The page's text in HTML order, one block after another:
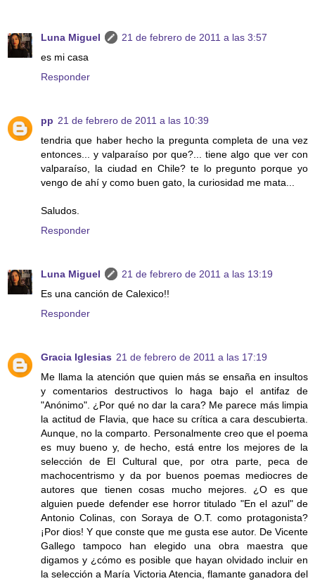
Luna Miguel
21 de febrero de 2011 a las 3:57
es mi casa
Responder
pp 21 de febrero de 2011 a las 10:39
tendria que haber hecho la pregunta completa de una vez
entonces... y valparaíso por que?... tiene algo que ver con
valparaíso, la ciudad en Chile? te lo pregunto porque yo
vengo de ahí y como buen gato, la curiosidad me mata...
Saludos.
Responder
Luna Miguel
21 de febrero de 2011 a las 13:19
Es una canción de Calexico!!
Responder
Gracia Iglesias 21 de febrero de 2011 a las 17:19
Me llama la atención que quien más se ensaña en insultos
y comentarios destructivos lo haga bajo el antifaz de
"Anónimo". ¿Por qué no dar la cara? Me parece más limpia
la actitud de Flavia, que hace su crítica a cara descubierta.
Aunque, no la comparto. Personalmente creo que el poema
es muy bueno y, de hecho, está entre los mejores de la
selección de El Cultural que, por otra parte, peca de
machocentrismo y da por buenos poemas mediocres de
autores que tienen cosas mucho mejores. ¿O es que
alguien puede defender ese horror titulado "En el azul" de
Antonio Colinas, con Soraya de O.T. como protagonista?
¡Por dios! Y que conste que me gusta ese autor. De Vicente
Gallego tampoco han elegido una obra maestra que
digamos y ¿cómo es posible que hayan olvidado incluir en
la selección a María Victoria Atencia, flamante ganadora del